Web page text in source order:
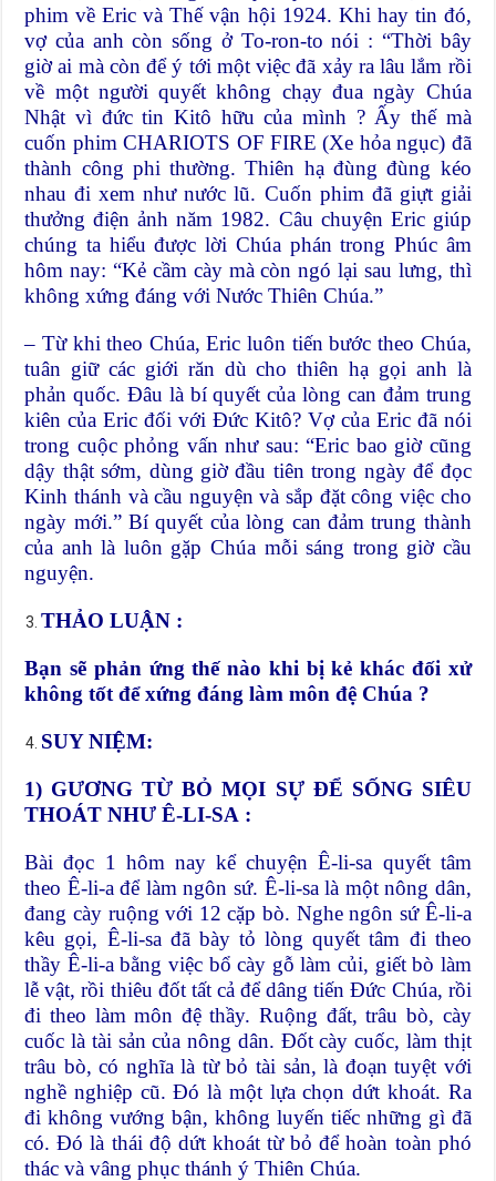
phim về Eric và Thế vận hội 1924. Khi hay tin đó,
vợ của anh còn sống ở To-ron-to nói : “Thời bây
giờ ai mà còn để ý tới một việc đã xảy ra lâu lắm rồi
về một người quyết không chạy đua ngày Chúa
Nhật vì đức tin Kitô hữu của mình ? Ấy thế mà
cuốn phim CHARIOTS OF FIRE (Xe hỏa ngục) đã
thành công phi thường. Thiên hạ đùng đùng kéo
nhau đi xem như nước lũ. Cuốn phim đã giựt giải
thưởng điện ảnh năm 1982. Câu chuyện Eric giúp
chúng ta hiểu được lời Chúa phán trong Phúc âm
hôm nay: “Kẻ cầm cày mà còn ngó lại sau lưng, thì
không xứng đáng với Nước Thiên Chúa.”
– Từ khi theo Chúa, Eric luôn tiến bước theo Chúa,
tuân giữ các giới răn dù cho thiên hạ gọi anh là
phản quốc. Đâu là bí quyết của lòng can đảm trung
kiên của Eric đối với Đức Kitô? Vợ của Eric đã nói
trong cuộc phỏng vấn như sau: “Eric bao giờ cũng
dậy thật sớm, dùng giờ đầu tiên trong ngày để đọc
Kinh thánh và cầu nguyện và sắp đặt công việc cho
ngày mới.” Bí quyết của lòng can đảm trung thành
của anh là luôn gặp Chúa mỗi sáng trong giờ cầu
nguyện.
THẢO LUẬN :
Bạn sẽ phản ứng thế nào khi bị kẻ khác đối xử
không tốt để xứng đáng làm môn đệ Chúa ?
SUY NIỆM:
1) GƯƠNG TỪ BỎ MỌI SỰ ĐỂ SỐNG SIÊU
THOÁT NHƯ Ê-LI-SA :
Bài đọc 1 hôm nay kể chuyện Ê-li-sa quyết tâm
theo Ê-li-a để làm ngôn sứ. Ê-li-sa là một nông dân,
đang cày ruộng với 12 cặp bò. Nghe ngôn sứ Ê-li-a
kêu gọi, Ê-li-sa đã bày tỏ lòng quyết tâm đi theo
thầy Ê-li-a bằng việc bổ cày gỗ làm củi, giết bò làm
lễ vật, rồi thiêu đốt tất cả để dâng tiến Đức Chúa, rồi
đi theo làm môn đệ thầy. Ruộng đất, trâu bò, cày
cuốc là tài sản của nông dân. Đốt cày cuốc, làm thịt
trâu bò, có nghĩa là từ bỏ tài sản, là đoạn tuyệt với
nghề nghiệp cũ. Đó là một lựa chọn dứt khoát. Ra
đi không vướng bận, không luyến tiếc những gì đã
có. Đó là thái độ dứt khoát từ bỏ để hoàn toàn phó
thác và vâng phục thánh ý Thiên Chúa.